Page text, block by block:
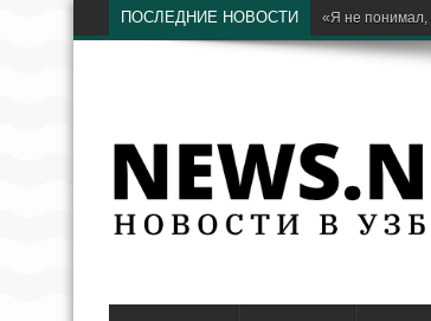
ПОСЛЕДНИЕ НОВОСТИ «Я не понимал,